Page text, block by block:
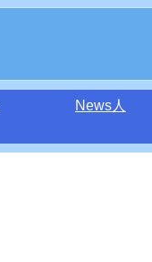
News人